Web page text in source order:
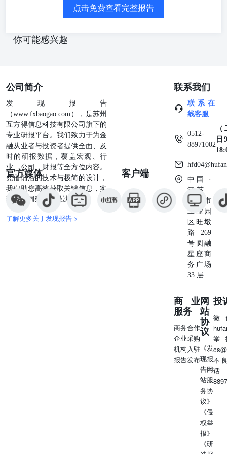
步占据主导地位，带动存储紧缺持续。NAND方面，随着推
Enterprise SSD订单爆发。在供给缺口持续扩大的情况下，
100EB的存储需求增量，并在2028年进一步菌倍。展望未
来，AI推理对于存储的增量需求仍将持续被挖掘，面向服
务器的DRAM和NAND等整体需求有持续高速增长。 三、
相关上市公司：江波龙、兆易创新 江波龙：公司自研
SLCNANDFlash的小容量存储芯片设计业务，索计出货量已
远超5000方颗。公司入式产品包括UFS、eMMC、ePOP、
LPDDR等，目前UFS、eMMC等NANDFlash产品仍然占嵌入
式存储收入的较大比重。 兆易创新：公司存储产品包括
NORFlash、SLCNANDFlash及DRAM产品。公司NORFlash
产品容量覆盖512Kb-2Gb，广泛应用于工业、消费类电子、
汽车、物联网、计算、移动应用以及网络和电信行业等各个
领域。在SLC NANDFlash产品，容量覆盖1Gb-8Gb，其中
SPINANDFlash在消费电子、工业、汽车电子等领域实现了
全品类的产品覆盖。 电报解读 火线解读！即时推送重要资
点击免费查看完整报告
你可能感兴趣
公司简介
发现报告
（www.fxbaogao.com），是苏州
互方得信息科技有限公司旗下的
专业研报平台。我们致力于为金
融从业者与投资者提供全面、及
时的研报数据，覆盖宏观、行
业、公司、财报等全方位内容。
凭借前沿的技术与极简的设计，
我们助您高效获取关键信息，实
现深度洞察与精准决策。
了解更多关于发现报告 >
官方媒体 客户端
联系我们
联系在
线客服
0512-
88971002
日
中国 ·
江苏 ·
苏州市
工业园
区旺墩
路269
号圆融
星座商
务广场
33 层
商业
服务
商务合作
企业采购
机构入驻
报告发布
网
站
协
议
《发
现报
告网
站服
务协
议》
《侵
权举
报》
《研
投
微
举
不